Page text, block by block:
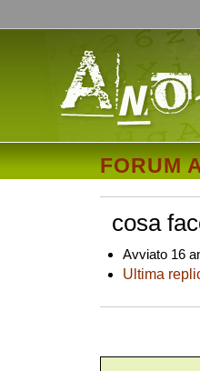
FORUM
cosa
Avviato 16
Ultima